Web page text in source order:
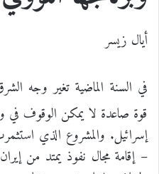
أيال زيسر
في السنة الماضية تغير وجه
قوة صاعدة لا يمكن الوقوف
إسرائيل. والمشروع الذي
– إقامة مجال نفوذ يمتد من